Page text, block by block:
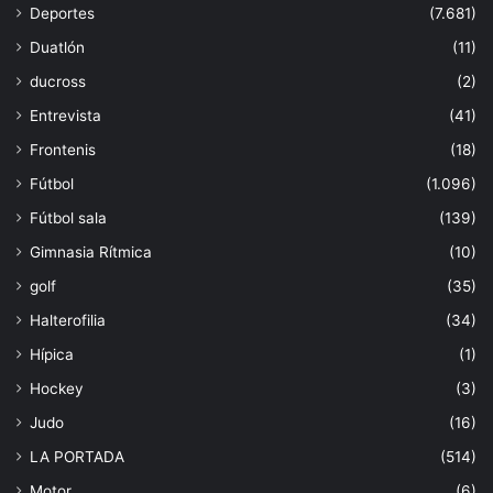
Deportes
(7.681)
Duatlón
(11)
ducross
(2)
Entrevista
(41)
Frontenis
(18)
Fútbol
(1.096)
Fútbol sala
(139)
Gimnasia Rítmica
(10)
golf
(35)
Halterofilia
(34)
Hípica
(1)
Hockey
(3)
Judo
(16)
LA PORTADA
(514)